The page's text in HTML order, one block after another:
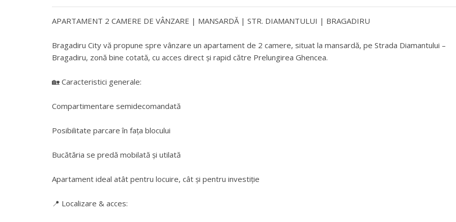
APARTAMENT 2 CAMERE DE VÂNZARE | MANSARDĂ | STR. DIAMANTULUI | BRAGADIRU
Bragadiru City vă propune spre vânzare un apartament de 2 camere, situat la mansardă, pe Strada Diamantului –
Bragadiru, zonă bine cotată, cu acces direct și rapid către Prelungirea Ghencea.
🏡 Caracteristici generale:
Compartimentare semidecomandată
Posibilitate parcare în fața blocului
Bucătăria se predă mobilată și utilată
Apartament ideal atât pentru locuire, cât și pentru investiție
📍 Localizare & acces: